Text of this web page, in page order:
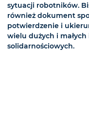
sytuacji robotników.
również dokument
potwierdzenie i
wielu dużych i
solidarnościowych.